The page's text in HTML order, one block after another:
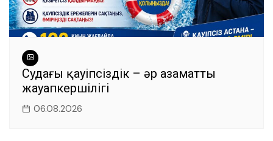
Судағы қауіпсіздік – әр азаматтың
жауапкершілігі
06.08.2026